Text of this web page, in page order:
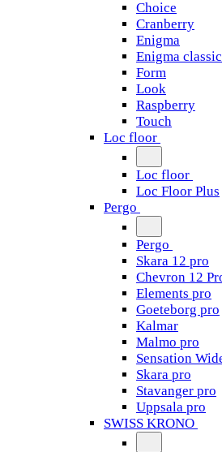
Choice
Cranberry
Enigma
Enigma classic
Form
Look
Raspberry
Touch
Loc floor
Loc floor
Loc Floor Plus
Pergo
Pergo
Skara 12 pro
Chevron 12
Elements pro
Goeteborg pro
Kalmar
Malmo pro
Sensation
Skara pro
Stavanger pro
Uppsala pro
SWISS KRONO